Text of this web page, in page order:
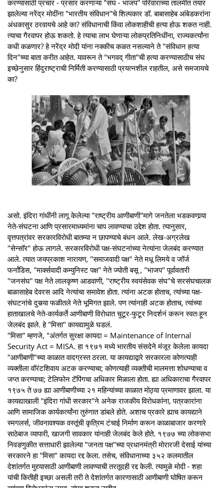
करण्यासाठी प्रचार - प्रसार करणाऱ्या "संघ - भाजप" परिवाराच्या तालमीत तयार
झालेल्या नरेंद्र मोदींना "भारतीय संविधान"चे शिल्पकार डॉ. बाबासाहेब आंबेडकरांना
अंधकासुर ठरवायचे आहे का? संविधानाची किंवा लोकशाहीची हत्या होऊ शकत नाही.
त्याचा गैरवापर होऊ शकतो. हे त्याचा लाभ घेणाऱ्या लोकप्रतिनिधींना, राज्यकर्त्यांना
कधी कळणार? हे नरेंद्र मोदी यांना नक्कीच कळत नसल्याने ते "संविधान हत्या
दिन"च्या बाता करीत आहेत. यावरून ते "भगवद् गीता"ची हत्या करण्यासाठीच संघ
इच्छेनुसार हिंदुराष्ट्राची निर्मिती करण्यासाठी प्रयत्नशील राहतील, असे समजायचे
का?
असो. इंदिरा गांधींनी लागू केलेल्या "राष्ट्रीय आणीबाणी"मागे जनतेला भडकवणार्‍या
नेते-संघटना आणि प्रसारमाध्यमांना चाप लावण्याचा उद्देश होता. त्यानुसार,
वृत्तपत्रांवर सरकारविरोधी बातम्या न छापण्याचे बंधन आले. लेख-अग्रलेख
"सेन्सॉर" होऊ लागले. सरकारविरोधी पक्ष-संघटनांच्या नेत्यांना जेलबंद करण्यात
आले. त्यात जयप्रकाश नारायण, "समाजवादी पक्ष" नेते मधू लिमये व जॉर्ज
फर्नांडिस, "मार्क्सवादी कम्युनिस्ट पक्ष" नेते ज्योती बसू , "भाजप" पूर्वावतारी
"जनसंघ" पक्ष नेते लालकृष्ण आडवाणी, "राष्ट्रीय स्वयंसेवक संघ"चे सरसंघचालक
बाळासाहेब देवरस आदि नेत्यांचा समावेश होता. त्यांना अटक होताच, त्यांच्या पक्ष-
संघटनांचे दुसर्‍या फळीतले नेते भूमिगत झाले. पण त्यांनाही अटक होताच, त्यांच्या
हाताखालचे नेते-कार्यकर्ते आणीबाणी विरोधात चुटूर-फुटूर निदर्शनं करून स्वतःहून
जेलबंद झाले. हे "मिसा" कायद्यामुळे घडलं.
"मिसा" म्हणजे, "अंतर्गत सुरक्षा कायदा = Maintenance of Internal
Security Act = MISA. हा १९७१ मध्ये भारतीय संसदेने मंजूर केलेला कायदा
"आणीबाणी"च्या काळात वादग्रस्त ठरला. या कायद्याद्वारे सरकारला कोणत्याही
व्यक्तीला वॉरंटशिवाय अटक करण्याचा; कोणत्याही व्यक्तीची मालमत्ता शोधण्याचा व
जप्त करण्याचा; टेलिफोन टॅपिंगचा अधिकार मिळाला होता. ह्या अधिकाराचा गैरवापर
१९७५ ते ७७ ह्या आणीबाणीच्या २१ महिन्यांच्या काळात मोठ्या प्रमाणावर झाला. या
कायद्याखाली "इंदिरा गांधी सरकार"ने अनेक राजकीय विरोधकांना, पत्रकारांना
आणि सामाजिक कार्यकर्त्यांना तुरुंगात डांबले होते. अशाच प्रकारे ह्याच कायद्याने
स्मगलर्स, जीवनावश्यक वस्तूंची कृत्रिम टंचाई निर्माण करून काळाबाजार करणारे
साठेबाज व्यापारी, खाजगी सावकार यांनाही जेलबंद केले होते. १९७७ च्या लोकसभा
निवडणुकीत सत्ताधारी झालेल्या "जनता पक्ष"च्या प्रधानमंत्री मोरारजी देसाई यांच्या
सरकारने हा "मिसा" कायदा रद्द केला. तसेच, संविधानाच्या ३५२ कलमातील
देशांतर्गत मुद्द्यासाठी आणीबाणी लावण्याची तरतूदही रद्द केली. त्यामुळे मोदी - शहा
यांची कितीही इच्छा असली तरी ते देशांतर्गत कारणासाठी आणीबाणी घोषित करून